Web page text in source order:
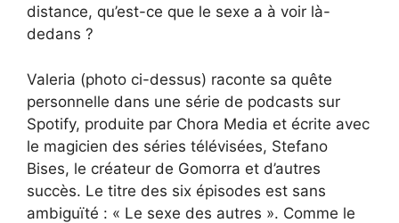
distance, qu’est-ce que le sexe a à voir là-
dedans ?
Valeria (photo ci-dessus) raconte sa quête
personnelle dans une série de podcasts sur
Spotify, produite par Chora Media et écrite avec
le magicien des séries télévisées, Stefano
Bises, le créateur de Gomorra et d’autres
succès. Le titre des six épisodes est sans
ambiguïté : « Le sexe des autres ». Comme le